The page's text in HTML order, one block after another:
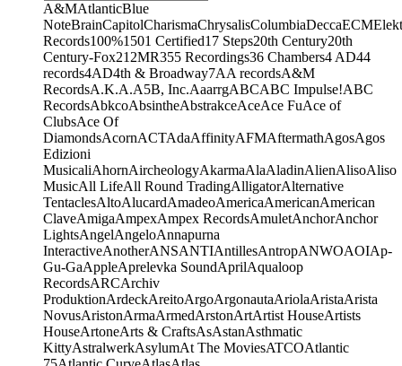
A&MAtlanticBlue
NoteBrainCapitolCharismaChrysalisColumbiaDeccaECM
Records100%1501 Certified17 Steps20th Century20th
Century-Fox21 2MR355 Recordings36 Chambers4 AD44
records4AD4th & Broadway7AA recordsA&M
RecordsA.K.A.A5B, Inc.AaarrgABCABC Impulse!ABC
RecordsAbkcoAbsintheAbstrakceAceAce FuAce of
ClubsAce Of
DiamondsAcornACTAdaAffinityAFMAftermathAgosAgos
Edizioni
MusicaliAhornAircheologyAkarmaAlaAladinAlienAlisoAliso
MusicAll LifeAll Round TradingAlligatorAlternative
TentaclesAltoAlucardAmadeoAmericaAmericanAmerican
ClaveAmigaAmpexAmpex RecordsAmuletAnchorAnchor
LightsAngelAngeloAnnapurna
InteractiveAnotherANSANTIAntillesAntropANWOAOIAp-
Gu-GaAppleAprelevka SoundAprilAqualoop
RecordsARCArchiv
ProduktionArdeckAreitoArgoArgonautaAriolaAristaArista
NovusAristonArmaArmedArstonArtArtist HouseArtists
HouseArtoneArts & CraftsAsAstanAsthmatic
KittyAstralwerkAsylumAt The MoviesATCOAtlantic